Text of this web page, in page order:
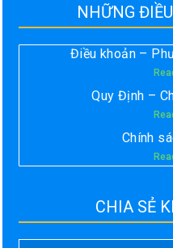
NHỮNG
Điều khoản –
Quy Định –
Chính
CHIA SẺ